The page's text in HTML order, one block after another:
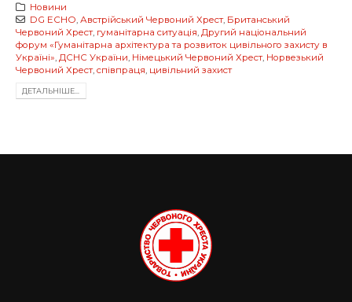
Новини
DG ECHO Австрійський Червоний Хрест, Британський
Червоний Хрест, гуманітарна ситуація Другий національний
форум «Гуманітарна архітектура та розвиток цивільного захисту в
Україні» ДСНС України Німецький Червоний Хрест, Норвезький
Червоний Хрест, співпраця цивільний захист
ДЕТАЛЬНIШЕ...